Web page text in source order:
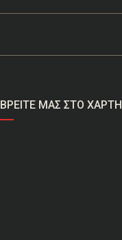
ΒΡΕΊΤΕ ΜΑΣ ΣΤΟ ΧΆΡΤΗ